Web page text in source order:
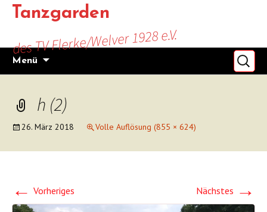
Zum
InhaltTanzgarden
des TV Flerke/Welver 1928 e.V.
Menü
Suchen
nach:
h (2)
26. März 2018 Volle Auflösung (855 × 624)
← Vorheriges Nächstes →